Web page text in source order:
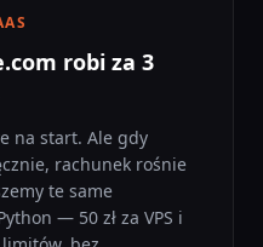
robi za 3
na start. Ale gdy
rachunek rośnie
te same
— 50 zł za VPS i